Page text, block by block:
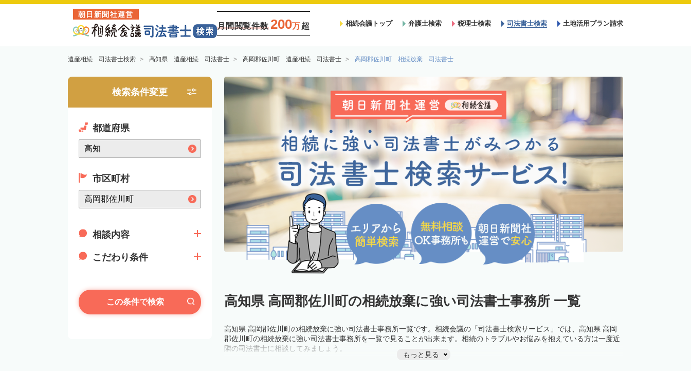
朝日新聞社運営
月間閲覧件数 200万超 相続会議トップ 弁護士検索 税理士検索 司法書士検索 土地活用プラン請求
遺産相続 司法書士検索 高知県 遺産相続 司法書士 高岡郡佐川町 遺産相続 司法書士 高岡郡佐川町 相続放棄 司法書士
検索条件変更
都道府県
市区町村
相談内容
こだわり条件
この条件で検索 高知県 高岡郡佐川町の相続放棄に強い司法書士事務所 一覧
高知県 高岡郡佐川町の相続放棄に強い司法書士事務所一覧です。相続会議の「司法書士検索サービス」では、高知県 高岡
郡佐川町の相続放棄に強い司法書士事務所を一覧で見ることが出来ます。相続のトラブルやお悩みを抱えている方は一度近
隣の司法書士に相談してみましょう。
もっと見る